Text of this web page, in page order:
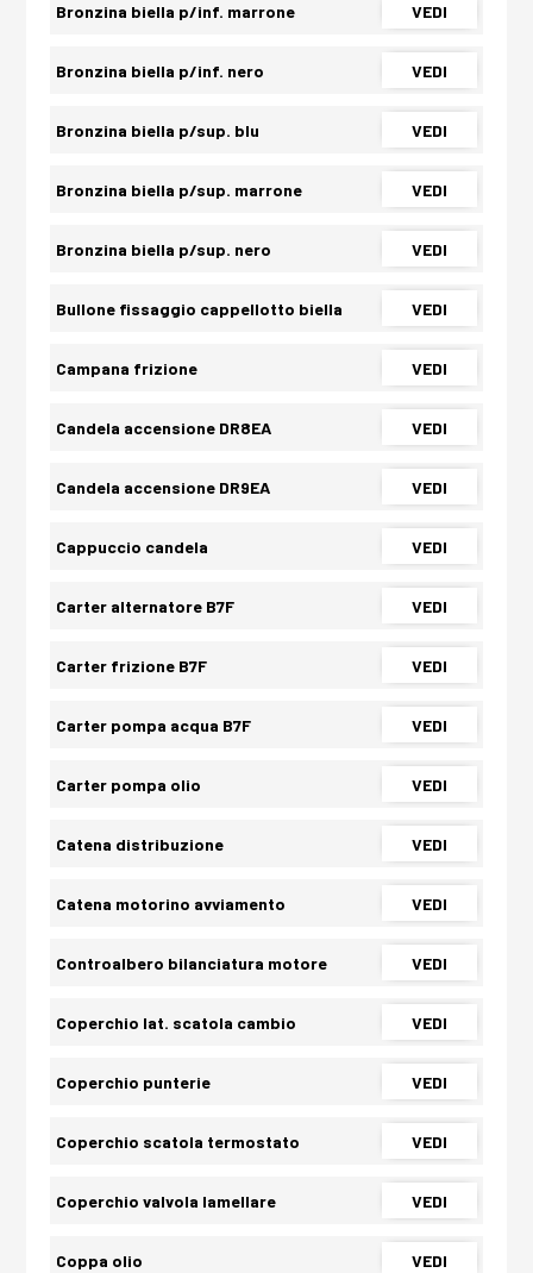
Bronzina biella p/inf. marrone VEDI
Bronzina biella p/inf. nero VEDI
Bronzina biella p/sup. blu VEDI
Bronzina biella p/sup. marrone VEDI
Bronzina biella p/sup. nero VEDI
Bullone fissaggio cappellotto biella VEDI
Campana frizione VEDI
Candela accensione DR8EA VEDI
Candela accensione DR9EA VEDI
Cappuccio candela VEDI
Carter alternatore B7F VEDI
Carter frizione B7F VEDI
Carter pompa acqua B7F VEDI
Carter pompa olio VEDI
Catena distribuzione VEDI
Catena motorino avviamento VEDI
Controalbero bilanciatura motore VEDI
Coperchio lat. scatola cambio VEDI
Coperchio punterie VEDI
Coperchio scatola termostato VEDI
Coperchio valvola lamellare VEDI
Coppa olio VEDI